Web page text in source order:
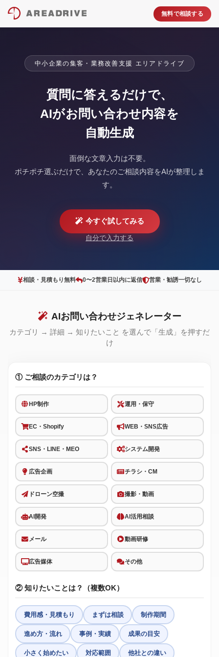
無料で相談する
中小企業の集客・業務改善支援 エリアドライブ
質問に答えるだけで、
AIがお問い合わせ内容を
自動生成
面倒な文章入力は不要。
ポチポチ選ぶだけで、あなたのご相談内容をAIが整理しま
す。
今すぐ試してみる
自分で入力する
相談・見積もり無料 0〜2営業日以内に返信 営業・勧誘一切なし
AIお問い合わせジェネレーター
カテゴリ → 詳細 → 知りたいこと を選んで「生成」を押すだ
け
① ご相談のカテゴリは？
HP制作 運用・保守
EC・Shopify WEB・SNS広告
SNS・LINE・MEO システム開発
広告企画 チラシ・CM
ドローン空撮 撮影・動画
AI開発 AI活用相談
メール 動画研修
広告媒体 その他
② 知りたいことは？（複数OK）
費用感・見積もり まずは相談 制作期間
進め方・流れ 事例・実績 成果の目安
小さく始めたい 対応範囲 他社との違い